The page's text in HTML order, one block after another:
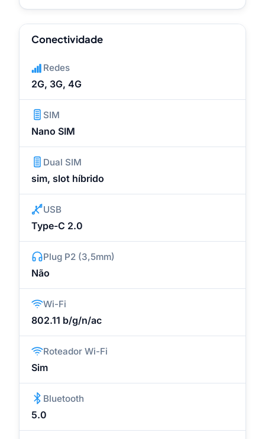
Conectividade
Redes
2G, 3G, 4G
SIM
Nano SIM
Dual SIM
sim, slot híbrido
USB
Type-C 2.0
Plug P2 (3,5mm)
Não
Wi-Fi
802.11 b/g/n/ac
Roteador Wi-Fi
Sim
Bluetooth
5.0